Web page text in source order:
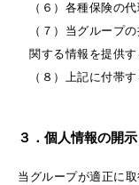
（６）各種保険の
（７）当グループ
関する情報を提供す
（８）上記に付帯
３．個人情報の開
当グループが適正に